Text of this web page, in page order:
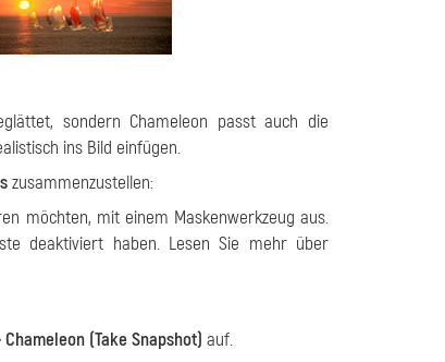
sondern Chameleon passt auch die
ins Bild einfügen.
zusammenzustellen:
möchten, mit einem Maskenwerkzeug aus.
deaktiviert haben. Lesen Sie mehr über
(Take Snapshot) auf.